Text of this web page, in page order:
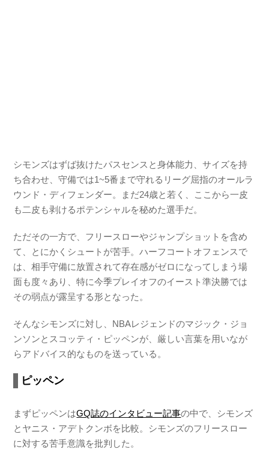
シモンズはずば抜けたパスセンスと身体能力、サイズを持
ち合わせ、守備では1~5番まで守れるリーグ屈指のオールラ
ウンド・ディフェンダー。まだ24歳と若く、ここから一皮
も二皮も剥けるポテンシャルを秘めた選手だ。
ただその一方で、フリースローやジャンプショットを含め
て、とにかくシュートが苦手。ハーフコートオフェンスで
は、相手守備に放置されて存在感がゼロになってしまう場
面も度々あり、特に今季プレイオフのイースト準決勝では
その弱点が露呈する形となった。
そんなシモンズに対し、NBAレジェンドのマジック・ジョ
ンソンとスコッティ・ピッペンが、厳しい言葉を用いなが
らアドバイス的なものを送っている。
ピッペン
まずピッペンはGQ誌のインタビュー記事の中で、シモンズ
とヤニス・アデトクンボを比較。シモンズのフリースロー
に対する苦手意識を批判した。